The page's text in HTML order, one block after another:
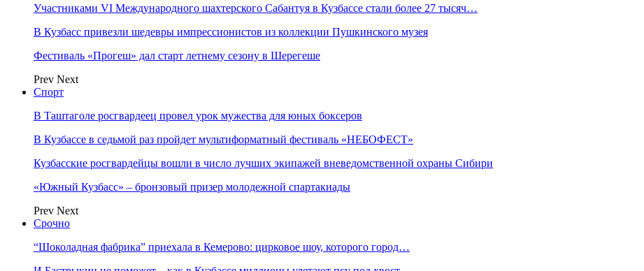
Участниками VI Международного шахтерского Сабантуя в Кузбассе стали более 27 тысяч…
В Кузбасс привезли шедевры импрессионистов из коллекции Пушкинского музея
Фестиваль «Прогеш» дал старт летнему сезону в Шерегеше
Prev Next
Спорт
В Таштаголе росгвардеец провел урок мужества для юных боксеров
В Кузбассе в седьмой раз пройдет мультиформатный фестиваль «НЕБОФЕСТ»
Кузбасские росгвардейцы вошли в число лучших экипажей вневедомственной охраны Сибири
«Южный Кузбасс» – бронзовый призер молодежной спартакиады
Prev Next
Срочно
“Шоколадная фабрика” приехала в Кемерово: цирковое шоу, которого город…